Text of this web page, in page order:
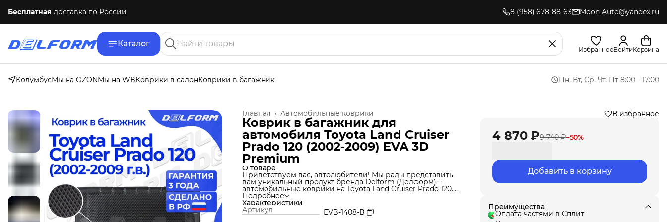
Бесплатная доставка по России 8 (958) 678-88-63 Moon-Auto@yandex.ru
Каталог
ИзбранноеВойтиКорзина
КолумбусМы на OZONМы на WBКоврики в салонКоврики в багажник Пн, Вт, Ср, Чт, Пт 8:00—17:00
Автомобильные коврики
Главная ›
Коврик в багажник для
автомобиля Toyota Land Cruiser
Prado 120 (2002-2009) EVA 3D
Premium
О товаре
Приветствуем вас, автолюбители! Мы рады представить
вам уникальный продукт бренда Delform (Делформ) –
автомобильные коврики на Toyota Land Cruiser Prado 120.
Мы используем уникальную технологию производства,
которая позволяет нам создавать коврики из материала
термоэластопласт (ТЭП), который идеально подходит под
Ваш автомобиль и обеспечивает надежную защиту от
Подробнее
Характеристики
Артикул
EVB-1408-В
В избранное
4 870 ₽9 740 ₽−50%
Добавить в корзину
Преимущества
Оплата частями в Сплит